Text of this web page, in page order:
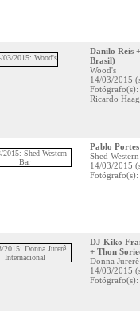
Danilo Reis
Brasil)
Wood's
14/03/2015
Ricardo Haag
Pablo
Shed
14/03/2015
DJ Kiko
+ Thon
Donna
14/03/2015